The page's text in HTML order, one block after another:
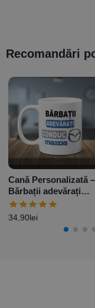
Recomandări
Cană Personalizată –
Bărbații adevărați
conduc Mazda
34,90lei